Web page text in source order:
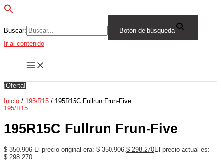
Buscar:
Botón de búsqueda
Ir al contenido
¡Oferta!
Inicio / 195/R15 / 195R15C Fullrun Frun-Five
195/R15
195R15C Fullrun Frun-Five
$350.906 El precio original era: $ 350.906. $ 298.270El precio actual es:
$ 298.270.